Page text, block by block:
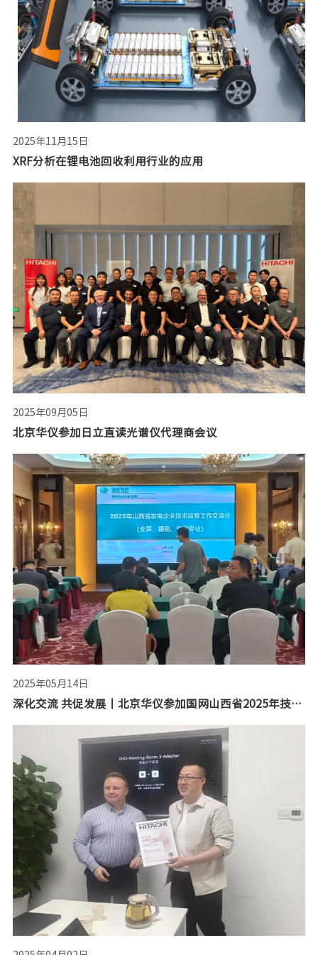
2025年11月15日
XRF分析在锂电池回收利用行业的应用
2025年09月05日
北京华仪参加日立直读光谱仪代理商会议
2025年05月14日
深化交流 共促发展丨北京华仪参加国网山西省2025年技术监督交流会